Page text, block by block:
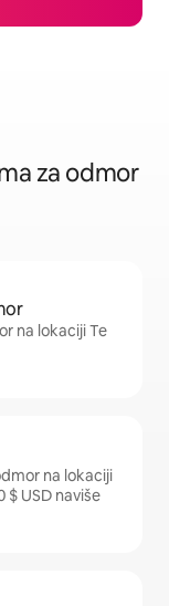
za odmor
na lokaciji Te
na lokaciji
$ USD naviše